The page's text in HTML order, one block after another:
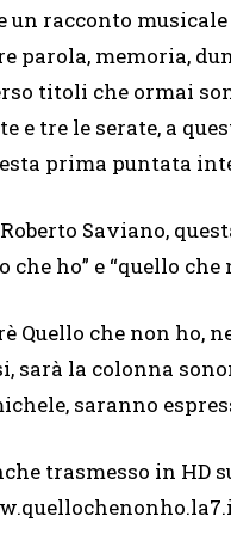
un racconto
parola, memoria,
titoli che ormai
e tre le serate, a
prima puntata
Saviano,
ho” e “quello che
Quello che non
la colonna
saranno
trasmesso in